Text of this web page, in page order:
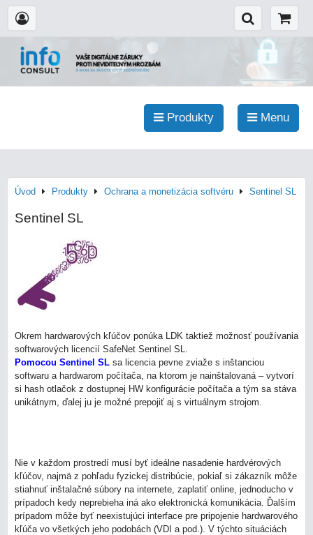
Produkty Menu
Úvod Produkty Ochrana a monetizácia softvéru Sentinel SL
Sentinel SL
Okrem hardwarových kľúčov ponúka LDK taktiež možnosť používania
softwarových licencií SafeNet Sentinel SL.
Pomocou Sentinel SL sa licencia pevne zviaže s inštanciou
softwaru a hardwarom počítača, na ktorom je nainštalovaná – vytvorí
si hash otlačok z dostupnej HW konfigurácie počítača a tým sa stáva
unikátnym, ďalej ju je možné prepojiť aj s virtuálnym strojom.
Nie v každom prostredí musí byť ideálne nasadenie hardvérových
kľúčov, najmä z pohľadu fyzickej distribúcie, pokiaľ si zákazník môže
stiahnuť inštalačné súbory na internete, zaplatiť online, jednoducho v
prípadoch kedy neprebieha iná ako elektronická komunikácia. Ďalším
prípadom môže byť neexistujúci interface pre pripojenie hardwarového
kľúča vo všetkých jeho podobách (VDI a pod.). V týchto situáciách